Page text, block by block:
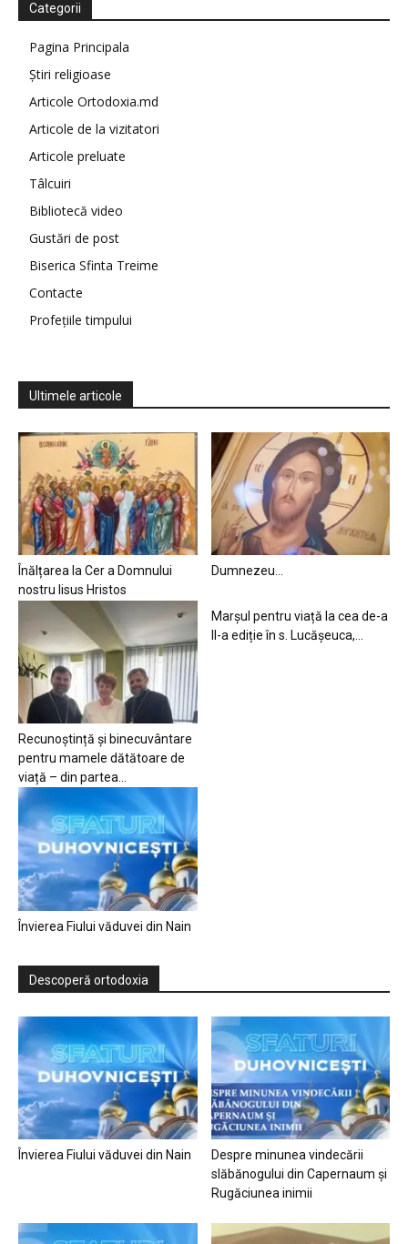
Categorii
Pagina Principala
Știri religioase
Articole Ortodoxia.md
Articole de la vizitatori
Articole preluate
Tâlcuiri
Bibliotecă video
Gustări de post
Biserica Sfinta Treime
Contacte
Profețiile timpului
Ultimele articole
Înălțarea la Cer a Domnului
nostru Iisus Hristos
Dumnezeu…
Recunoștință și binecuvântare
pentru mamele dătătoare de
viață – din partea...
Marșul pentru viață la cea de-a
II-a ediție în s. Lucășeuca,...
Învierea Fiului văduvei din Nain
Descoperă ortodoxia
Învierea Fiului văduvei din Nain
Despre minunea vindecării
slăbănogului din Capernaum și
Rugăciunea inimii